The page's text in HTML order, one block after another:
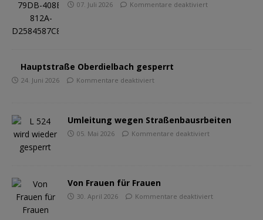
07. Juli 2026 Kommentare deaktiviert
Hauptstraße Oberdielbach gesperrt
24. Juni 2026 Kommentare deaktiviert
Umleitung wegen Straßenbausrbeiten
05. Mai 2026 Kommentare deaktiviert
Von Frauen für Frauen
30. April 2026 Kommentare deaktiviert